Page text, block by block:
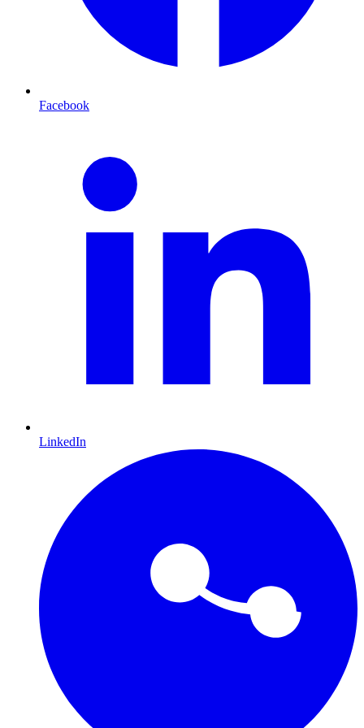
Facebook
LinkedIn